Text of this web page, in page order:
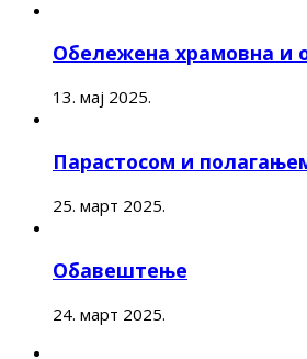
Обележена храмовна и
13. мај 2025.
Парастосом и
25. март 2025.
Обавештење
24. март 2025.